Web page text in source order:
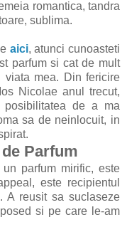
romantica, tandra
sublima.
aici, atunci cunoasteti
parfum si cat de mult
viata mea. Din fericire
Nicolae anul trecut,
de a ma
sa de neinlocuit, in
Parfum
parfum mirific, este
este recipientul
. A reusit sa suclaseze
si pe care le-am